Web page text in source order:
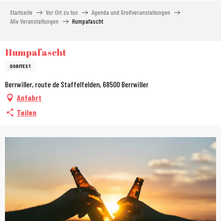
Startseite Vor Ort zu tun
Agenda und Großveranstaltungen
Alle Veranstaltungen
Humpafascht
Humpafascht
DORFFEST
Berrwiller, route de Staffelfelden, 68500 Berrwiller
Anfahrt
Teilen